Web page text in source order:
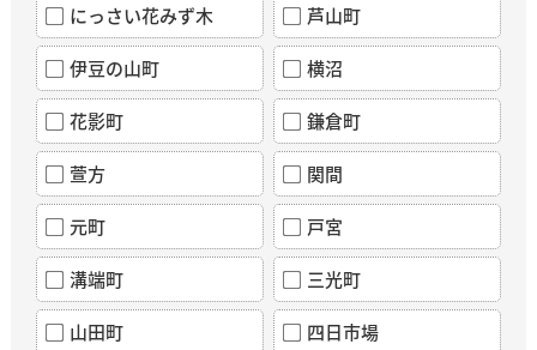
にっさい花みず木 芦山町
伊豆の山町 横沼
花影町 鎌倉町
萱方 関間
元町 戸宮
溝端町 三光町
山田町 四日市場